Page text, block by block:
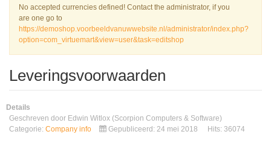
No accepted currencies defined! Contact the administrator, if you
are one go to
https://demoshop.voorbeeldvanuwwebsite.nl/administrator/index.php?
option=com_virtuemart&view=user&task=editshop
Leveringsvoorwaarden
Details
Geschreven door Edwin Witlox (Scorpion Computers & Software)
Categorie: Company info Gepubliceerd: 24 mei 2018 Hits: 36074